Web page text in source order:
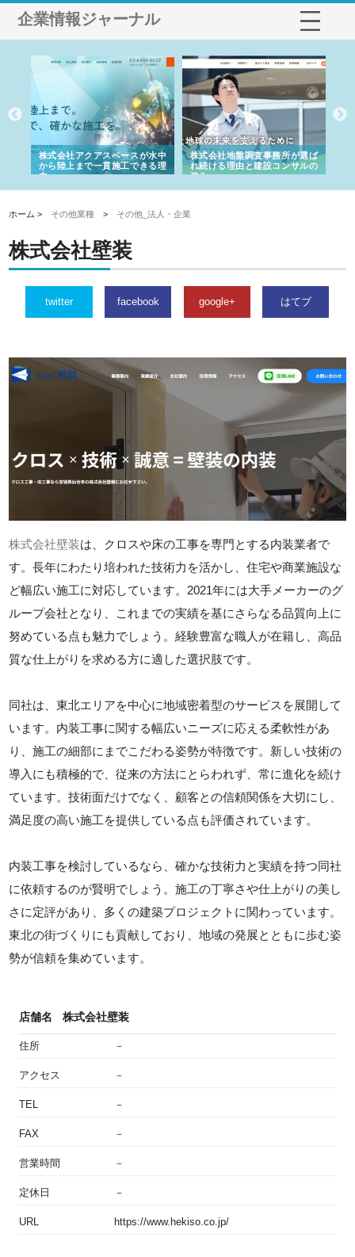
企業情報ジャーナル
株式会社アクアスペースが水中
から陸上まで一貫施工できる理
由
株式会社地盤調査事務所が選ば
れ続ける理由と建設コンサルの
強み
ホーム > その他業種 > その他_法人・企業
株式会社壁装
twitter facebook google+ はてブ
株式会社壁装は、クロスや床の工事を専門とする内装業者で
す。長年にわたり培われた技術力を活かし、住宅や商業施設な
ど幅広い施工に対応しています。2021年には大手メーカーのグ
ループ会社となり、これまでの実績を基にさらなる品質向上に
努めている点も魅力でしょう。経験豊富な職人が在籍し、高品
質な仕上がりを求める方に適した選択肢です。
同社は、東北エリアを中心に地域密着型のサービスを展開して
います。内装工事に関する幅広いニーズに応える柔軟性があ
り、施工の細部にまでこだわる姿勢が特徴です。新しい技術の
導入にも積極的で、従来の方法にとらわれず、常に進化を続け
ています。技術面だけでなく、顧客との信頼関係を大切にし、
満足度の高い施工を提供している点も評価されています。
内装工事を検討しているなら、確かな技術力と実績を持つ同社
に依頼するのが賢明でしょう。施工の丁寧さや仕上がりの美し
さに定評があり、多くの建築プロジェクトに関わっています。
東北の街づくりにも貢献しており、地域の発展とともに歩む姿
勢が信頼を集めています。
店舗名 株式会社壁装
住所 －
アクセス －
TEL －
FAX －
営業時間 －
定休日 －
URL https://www.hekiso.co.jp/